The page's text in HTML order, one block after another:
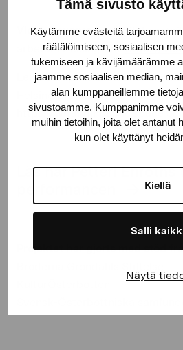
Tämä sivusto
Käytämme evästeitä
räätälöimiseen, sosiaalisen
tukemiseen ja kävijämäärämme
jaamme sosiaalisen median,
alan kumppaneillemme
sivustoamme. Kumppanimme
muihin tietoihin, joita olet antanut
kun olet käyttänyt
Kiellä
Salli
Näytä
Vidha Saumyaär en
arbetar i Helsingfors:https://
Lena Séraphinär en
Helsingfors och Vasa:
https://writinginpublic.space
Läs här Petteri
Projektethar gjortsmed stöd